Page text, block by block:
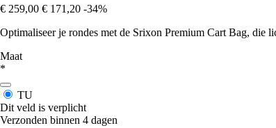
€ 259,00 € 171,20 -34%
Optimaliseer je rondes met de Srixon Premium Cart Bag, die
Maat
*
TU
Dit veld is verplicht
Verzonden binnen 4 dagen